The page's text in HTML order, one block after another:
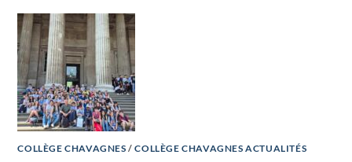
COLLÈGE CHAVAGNES /COLLÈGE CHAVAGNES ACTUALITÉS